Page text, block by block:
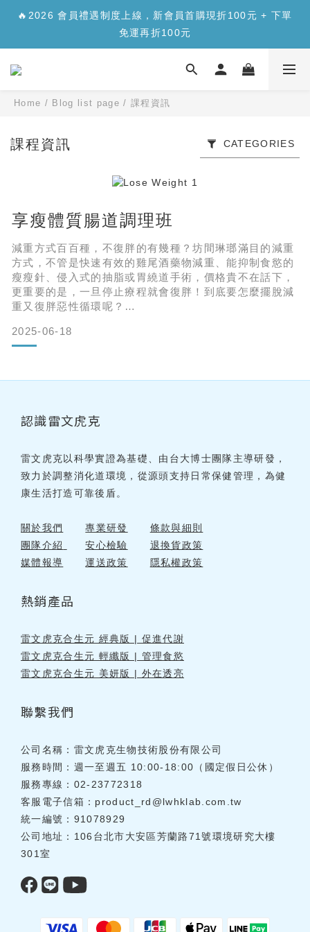
✨【新品上市】合生元樂醣版您的每日「正餐應援」，讓您
安心面對精緻澱糖>>>
🔥2026 會員禮遇制度上線，新會員首購現折100元 + 下單
免運再折100元
✨【新品上市】合生元樂醣版您的每日「正餐應援」，讓您
Home / Blog list page /課程資訊
課程資訊 CATEGORIES
享瘦體質腸道調理班
減重方式百百種，不復胖的有幾種？坊間琳瑯滿目的減重
方式，不管是快速有效的雞尾酒藥物減重、能抑制食慾的
瘦瘦針、侵入式的抽脂或胃繞道手術，價格貴不在話下，
更重要的是，一旦停止療程就會復胖！到底要怎麼擺脫減
重又復胖惡性循環呢？
最新科學研究發現「調整好腸道菌」才能打造易瘦體
質！研究發現，現代人的高壓、經常外食的飲食模式會造
胖。我們所謂的「易胖體質」，其實就是因為腸道菌叢失
2025-06-18
認識雷文虎克
雷文虎克以科學實證為基礎、由台大博士團隊主導研發，
致力於調整消化道環境，從源頭支持日常保健管理，為健
康生活打造可靠後盾。
關於我們 專業研發
條款與細則
團隊介紹
安心檢驗
退換貨政策
媒體報導
運送政策 隱私權政策
熱銷產品
雷文虎克合生元 經典版 | 促進代謝
雷文虎克合生元 輕纖版 | 管理食慾
雷文虎克合生元 美妍版 | 外在透亮
聯繫我們
公司名稱：雷文虎克生物技術股份有限公司
服務時間：週一至週五 10:00-18:00（國定假日公休）
服務專線：02-23772318
客服電子信箱： product_rd@lwhklab.com.tw
統一編號：91078929
公司地址：106台北市大安區芳蘭路71號環境研究大樓
301室